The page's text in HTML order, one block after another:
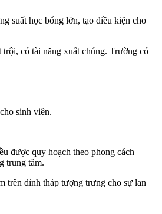
suất học bổng lớn, tạo điều kiện cho
có tài năng xuất chúng. Trường có
sinh viên.
được quy hoạch theo phong cách
trung tâm.
trên đỉnh tháp tượng trưng cho sự lan